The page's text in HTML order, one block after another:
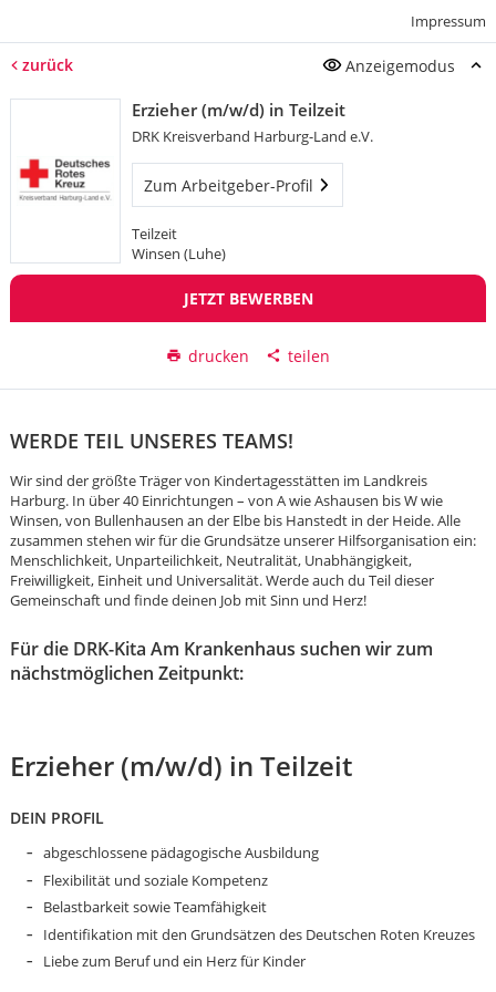
Impressum
zurück Anzeigemodus
Erzieher (m/w/d) in Teilzeit
DRK Kreisverband Harburg-Land e.V.
Zum Arbeitgeber-Profil
Teilzeit
Winsen (Luhe)
JETZT BEWERBEN
drucken teilen
WERDE TEIL UNSERES TEAMS!
Wir sind der größte Träger von Kindertagesstätten im Landkreis
Harburg. In über 40 Einrichtungen – von A wie Ashausen bis W wie
Winsen, von Bullenhausen an der Elbe bis Hanstedt in der Heide. Alle
zusammen stehen wir für die Grundsätze unserer Hilfsorganisation ein:
Menschlichkeit, Unparteilichkeit, Neutralität, Unabhängigkeit,
Freiwilligkeit, Einheit und Universalität. Werde auch du Teil dieser
Gemeinschaft und finde deinen Job mit Sinn und Herz!
Für die DRK-Kita Am Krankenhaus suchen wir zum
nächstmöglichen Zeitpunkt:
Erzieher (m/w/d) in Teilzeit
DEIN PROFIL
abgeschlossene pädagogische Ausbildung
Flexibilität und soziale Kompetenz
Belastbarkeit sowie Teamfähigkeit
Identifikation mit den Grundsätzen des Deutschen Roten Kreuzes
Liebe zum Beruf und ein Herz für Kinder
Karte anzeigen